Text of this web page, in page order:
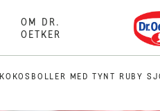
OM DR.
OETKER
KOKOSBOLLER MED TYNT RUBY